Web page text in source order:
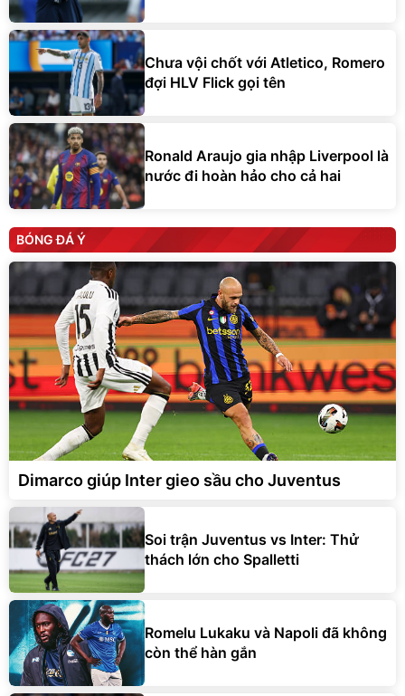
Chưa vội chốt với Atletico, Romero
đợi HLV Flick gọi tên
Ronald Araujo gia nhập Liverpool là
nước đi hoàn hảo cho cả hai
BÓNG ĐÁ Ý
Dimarco giúp Inter gieo sầu cho Juventus
Soi trận Juventus vs Inter: Thử
thách lớn cho Spalletti
Romelu Lukaku và Napoli đã không
còn thể hàn gắn